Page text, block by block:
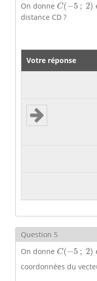
On donne C(−5 ; 2)
distance CD ?
Votre réponse
Question 5
On donne C(−5 ; 2)
C(− 5; 2 )
coordonnées du